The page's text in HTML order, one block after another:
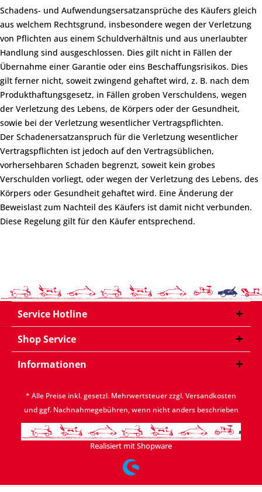
Schadens- und Aufwendungsersatzansprüche des Käufers gleich
aus welchem Rechtsgrund, insbesondere wegen der Verletzung
von Pflichten aus einem Schuldverhältnis und aus unerlaubter
Handlung sind ausgeschlossen. Dies gilt nicht in Fällen der
Übernahme einer Garantie oder eins Beschaffungsrisikos. Dies
gilt ferner nicht, soweit zwingend gehaftet wird, z. B. nach dem
Produkthaftungsgesetz, in Fällen groben Verschuldens, wegen
der Verletzung des Lebens, de Körpers oder der Gesundheit,
sowie bei der Verletzung wesentlicher Vertragspflichten.
Der Schadenersatzanspruch für die Verletzung wesentlicher
Vertragspflichten ist jedoch auf den Vertragsüblichen,
vorhersehbaren Schaden begrenzt, soweit kein grobes
Verschulden vorliegt, oder wegen der Verletzung des Lebens, des
Körpers oder Gesundheit gehaftet wird. Eine Änderung der
Beweislast zum Nachteil des Käufers ist damit nicht verbunden.
Diese Regelung gilt für den Käufer entsprechend.
Service Hotline
Shop Service
Informationen
* Alle Preise inkl. gesetzl. Mehrwertsteuer zzgl.Versandkosten
und ggf. Nachnahmegebühren, wenn nicht anders beschrieben
Realisiert mit Shopware